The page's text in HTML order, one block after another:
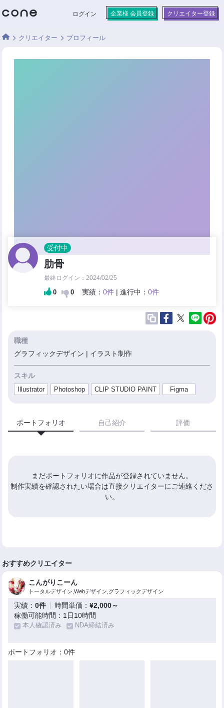
ログイン 企業様 会員登録 クリエイター登録
クリエイター プロフィール
受付中
肋骨
最終ログイン：2024/02/25
0 0 実績：0件 | 進行中：0件
職種
グラフィックデザイン | イラスト制作
スキル
Illustrator Photoshop CLIP STUDIO PAINT Figma
ポートフォリオ 自己紹介 評価
まだポートフォリオに作品が登録されていません。
制作実績を確認されたい場合は直接クリエイターにご連絡くださ
い。
おすすめクリエイター
こんがりこーん
トータルデザイン,Webデザイン,グラフィックデザイン
実績：0件 時間単価：¥2,000～
稼働可能時間：1日10時間
本人確認済み NDA締結済み
ポートフォリオ：0件